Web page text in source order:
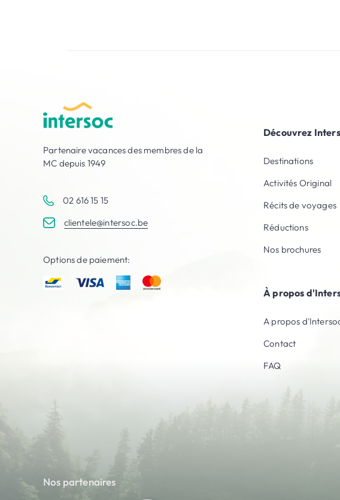
Partenaire vacances des membres de la
MC depuis 1949
02 616 15 15
clientele@intersoc.be
Options de paiement:
Découvrez
Destinations
Activités Original
Récits de voyages
Réductions
Nos brochures
À propos
A propos
Contact
FAQ
Nos partenaires